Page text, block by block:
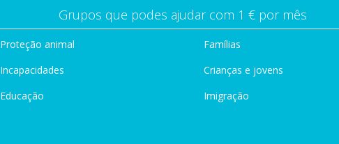
Grupos que podes ajudar com 1 € por mês
Proteção animal
Incapacidades
Educação
Famílias
Crianças e jovens
Imigração